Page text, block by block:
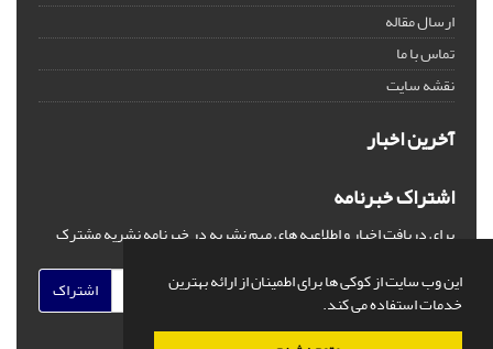
این وب سایت از کوکی ها برای اطمینان از ارائه بهترین
خدمات استفاده می کند.
ارسال مقاله
تماس با ما
نقشه سایت
آخرین اخبار
اشتراک خبرنامه
برای دریافت اخبار و اطلاعیه های مهم نشریه در خبرنامه نشریه مشترک
اشتراک